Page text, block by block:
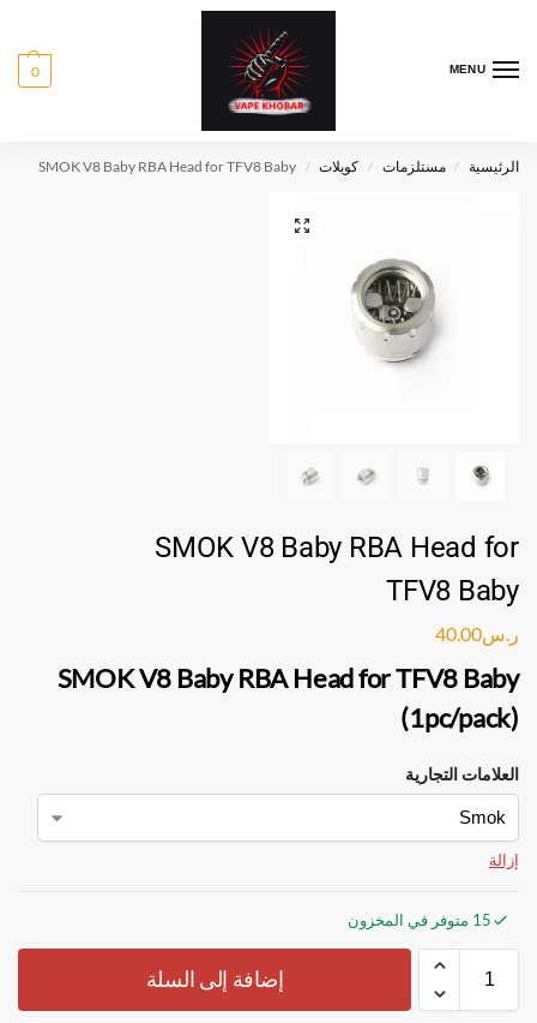
MENU
0
الرئيسية / مستلزمات / كويلات /
SMOK V8 Baby RBA Head for TFV8 Baby
SMOK V8 Baby RBA Head for
TFV8 Baby
ر.س40.00
SMOK V8 Baby RBA Head for TFV8 Baby
(1pc/pack)
العلامات التجارية
إزالة
15 متوفر في المخزون
إضافة إلى السلة